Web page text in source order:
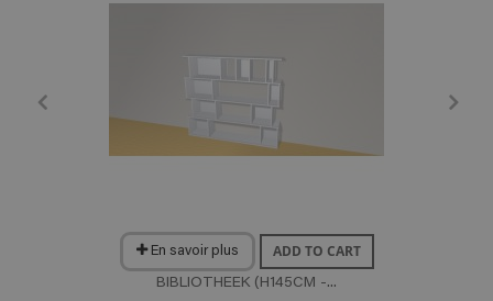
En savoir plus ADD TO CART
BIBLIOTHEEK (H145CM -...